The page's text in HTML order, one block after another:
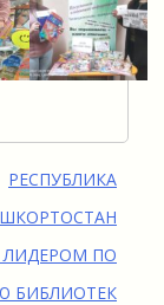
РЕСПУБЛИКА
ЛИДЕРОМ ПО
БИБЛИОТЕК